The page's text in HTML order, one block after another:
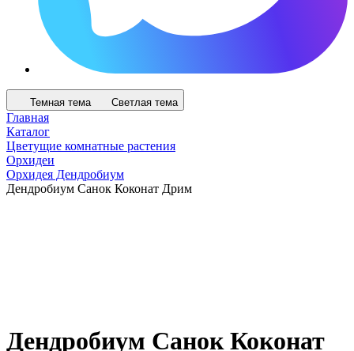
Темная тема Светлая тема
Главная
Каталог
Цветущие комнатные растения
Орхидеи
Орхидея Дендробиум
Дендробиум Санок Коконат Дрим
Дендробиум Санок Коконат